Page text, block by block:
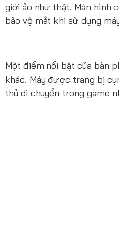
giới ảo như thật. Màn hình
bảo vệ mắt khi sử dụng
Một điểm nổi bật của bàn
khác. Máy được trang bị
thủ di chuyển trong game